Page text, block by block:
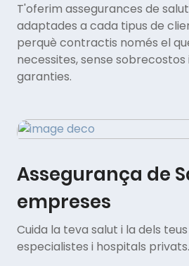
T'oferim assegurances de
adaptades a cada tipus de
perquè contractis només el
necessites, sense
garanties.
Assegurança de
empreses
Cuida la teva salut i la dels
especialistes i hospitals privats.